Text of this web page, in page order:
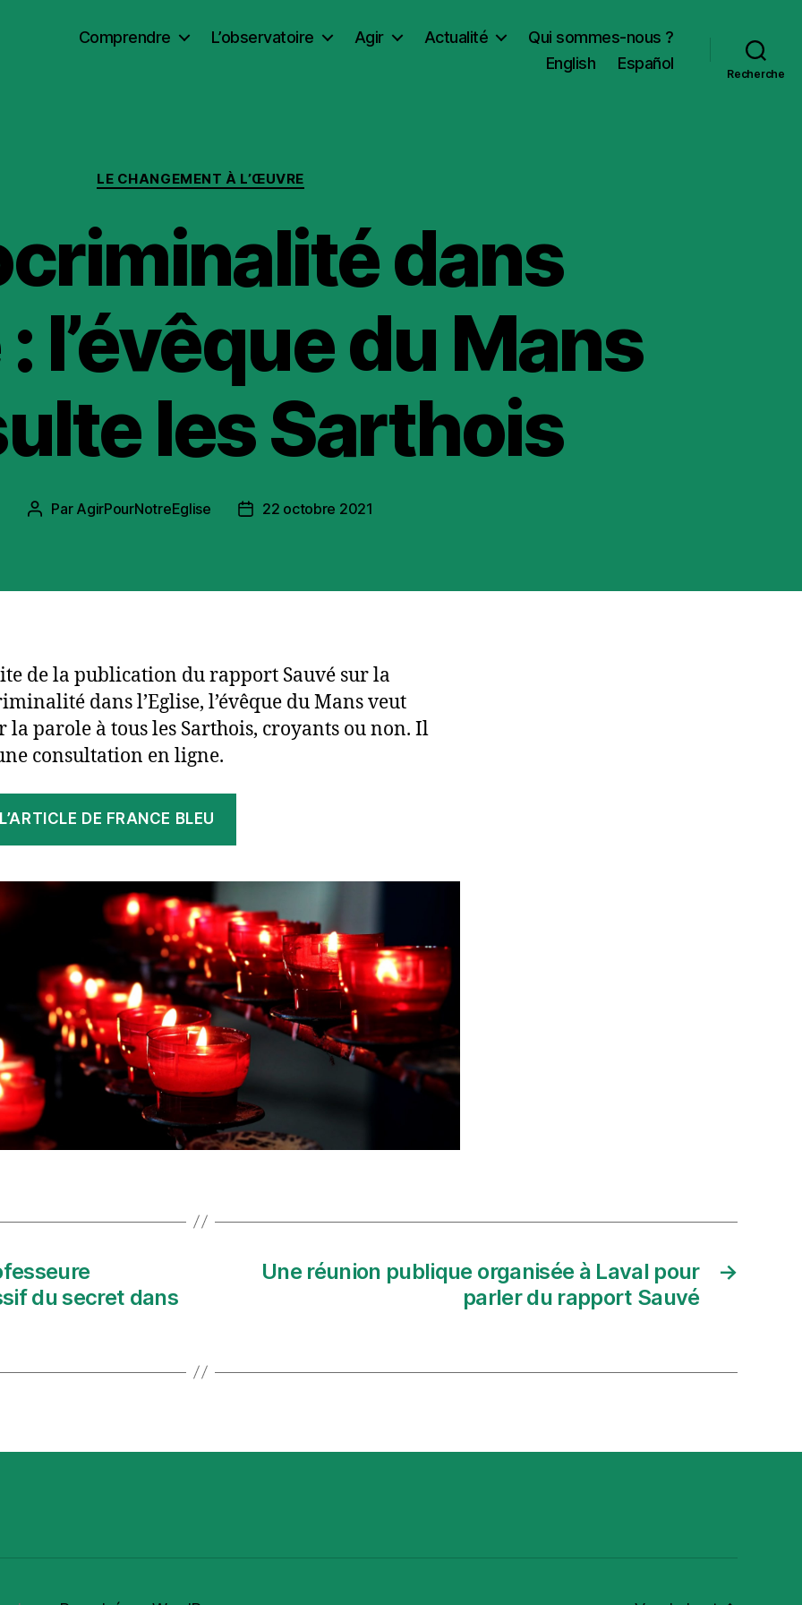
Comprendre L’observatoire Agir Actualité
Qui sommes-nous ?
English
Español
Recherche
Catégories
LE CHANGEMENT À L’ŒUVRE
dans
: l’évêque du Mans
les Sarthois
Auteur
Par AgirPourNotreEglise
Date22 octobre 2021
de la publication du rapport Sauvé sur la
dans l’Eglise, l’évêque du Mans veut
la parole à tous les Sarthois, croyants ou non. Il
consultation en ligne.
DE FRANCE BLEU
du secret dans
→
Une réunion publique organisée à Laval pour
parler du rapport Sauvé